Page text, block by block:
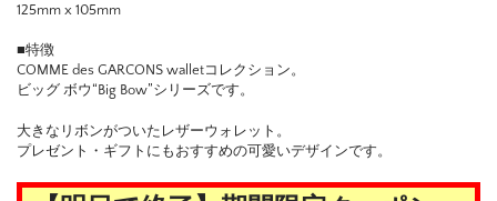
125mm x 105mm
■特徴
COMME des GARCONS walletコレクション。
ビッグ ボウ“Big Bow”シリーズです。
大きなリボンがついたレザーウォレット。
プレゼント・ギフトにもおすすめの可愛いデザインです。